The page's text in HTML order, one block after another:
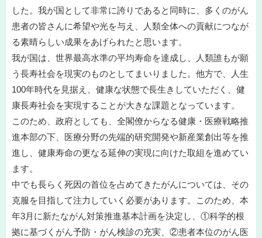
した。我が国として非常に誇りであると同時に、多くのがん
患者の皆さんに希望や光を与え、人類全体への貢献につなが
る素晴らしい成果をあげられたと思います。
我が国は、世界最高水準の平均寿命を達成し、人類誰もが願
う長寿社会を現実のものとしてまいりました。他方で、人生
100年時代を見据え、健康な状態で長生きしていただく、健
康長寿社会を実現することが大きな課題となっています。
このため、政府としても、全閣僚からなる健康・医療戦略推
進本部の下、医療分野の先端的研究開発や新産業創出等を推
進し、健康寿命の更なる延伸の実現に向けた取組を進めてい
ます。
中でも長らく死因の首位を占めてきたがんについては、その
克服を目指して注力していく必要があります。このため、本
年3月に新たながん対策推進基本計画を決定し、①科学的根
拠に基づくがん予防・がん検診の充実、②患者本位のがん医